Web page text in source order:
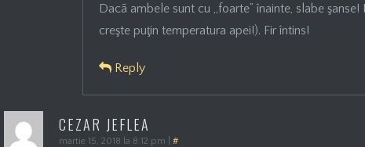
Dacã ambele sunt cu „foarte” înainte, slabe
creşte puţin temperatura apei!). Fir întins!
Reply
CEZAR JEFLEA
martie 15, 2018 la 8:12 pm #